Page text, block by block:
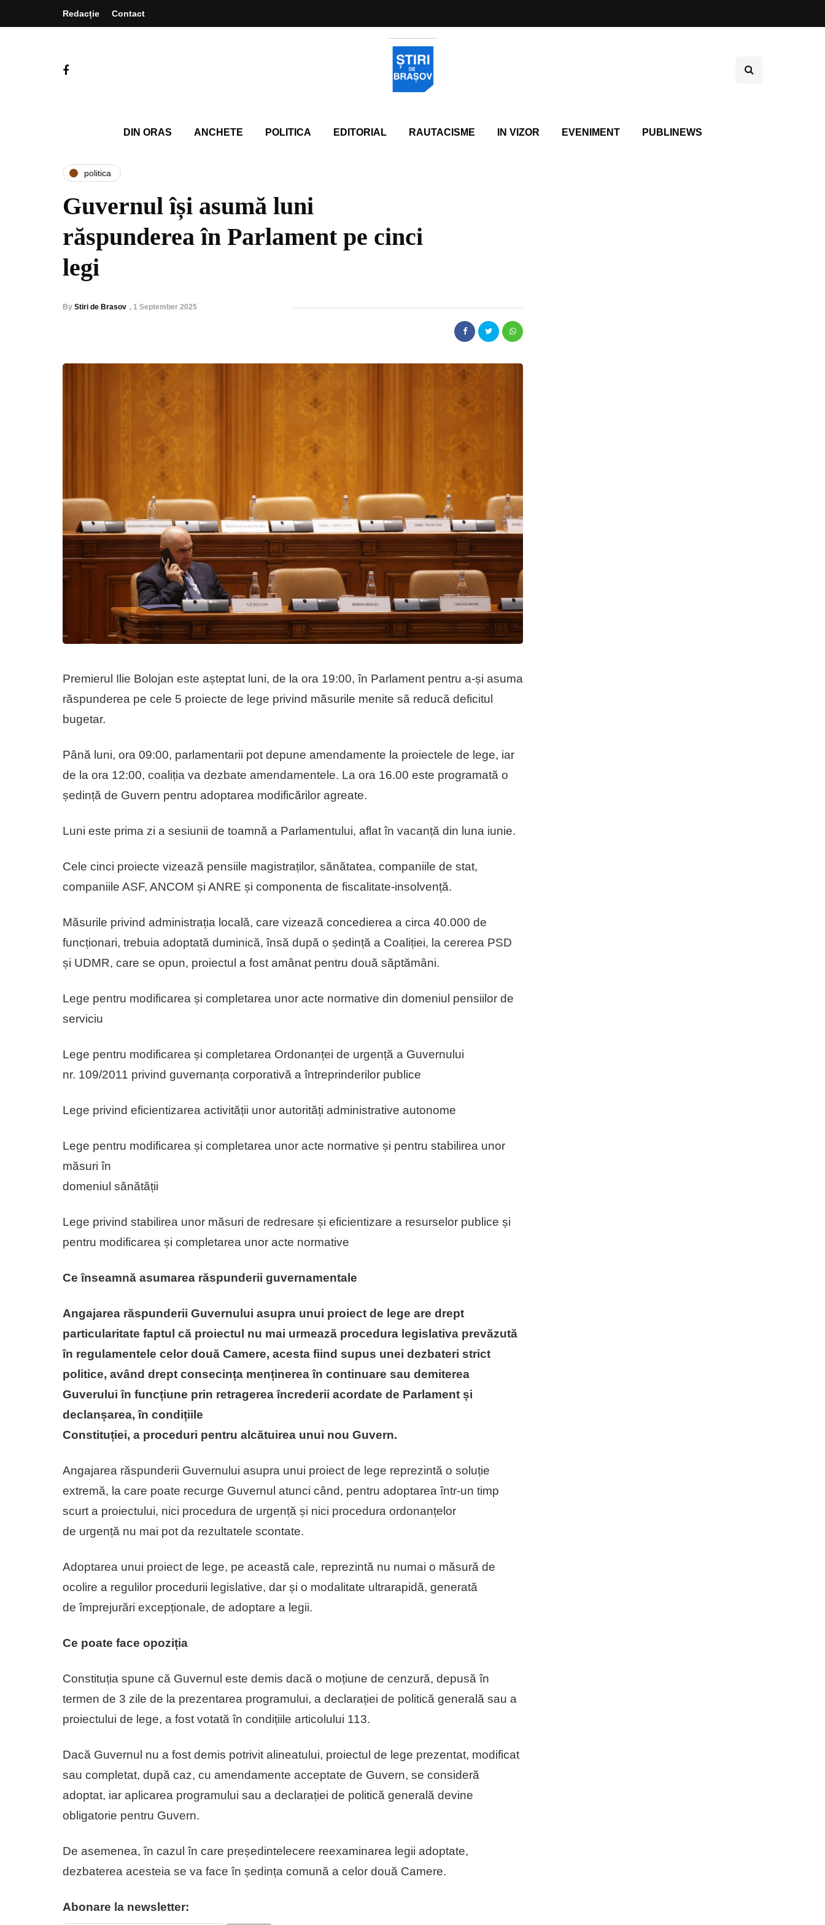
Redacție Contact
DIN ORAS ANCHETE POLITICA EDITORIAL RAUTACISME IN VIZOR EVENIMENT PUBLINEWS
politica
Guvernul își asumă luni
răspunderea în Parlament pe cinci
legi
By Stiri de Brasov , 1 September 2025
Premierul Ilie Bolojan este așteptat luni, de la ora 19:00, în Parlament pentru a-și asuma
răspunderea pe cele 5 proiecte de lege privind măsurile menite să reducă deficitul
bugetar.
Până luni, ora 09:00, parlamentarii pot depune amendamente la proiectele de lege, iar
de la ora 12:00, coaliția va dezbate amendamentele. La ora 16.00 este programată o
ședință de Guvern pentru adoptarea modificărilor agreate.
Luni este prima zi a sesiunii de toamnă a Parlamentului, aflat în vacanță din luna iunie.
Cele cinci proiecte vizează pensiile magistraților, sănătatea, companiile de stat,
companiile ASF, ANCOM și ANRE și componenta de fiscalitate-insolvență.
Măsurile privind administrația locală, care vizează concedierea a circa 40.000 de
funcționari, trebuia adoptată duminică, însă după o ședință a Coaliției, la cererea PSD
și UDMR, care se opun, proiectul a fost amânat pentru două săptămâni.
Lege pentru modificarea și completarea unor acte normative din domeniul pensiilor de
serviciu
Lege pentru modificarea și completarea Ordonanței de urgență a Guvernului
nr. 109/2011 privind guvernanța corporativă a întreprinderilor publice
Lege privind eficientizarea activității unor autorități administrative autonome
Lege pentru modificarea și completarea unor acte normative și pentru stabilirea unor
măsuri în
domeniul sănătății
Lege privind stabilirea unor măsuri de redresare și eficientizare a resurselor publice și
pentru modificarea și completarea unor acte normative
Ce înseamnă asumarea răspunderii guvernamentale
Angajarea răspunderii Guvernului asupra unui proiect de lege are drept
particularitate faptul că proiectul nu mai urmează procedura legislativa prevăzută
în regulamentele celor două Camere, acesta fiind supus unei dezbateri strict
politice, având drept consecința menținerea în continuare sau demiterea
Guverului în funcțiune prin retragerea încrederii acordate de Parlament și
declanșarea, în condițiile
Constituției, a proceduri pentru alcătuirea unui nou Guvern.
Angajarea răspunderii Guvernului asupra unui proiect de lege reprezintă o soluție
extremă, la care poate recurge Guvernul atunci când, pentru adoptarea într-un timp
scurt a proiectului, nici procedura de urgență și nici procedura ordonanțelor
de urgență nu mai pot da rezultatele scontate.
Adoptarea unui proiect de lege, pe această cale, reprezintă nu numai o măsură de
ocolire a regulilor procedurii legislative, dar și o modalitate ultrarapidă, generată
de împrejurări excepționale, de adoptare a legii.
Ce poate face opoziția
Constituția spune că Guvernul este demis dacă o moțiune de cenzură, depusă în
termen de 3 zile de la prezentarea programului, a declarației de politică generală sau a
proiectului de lege, a fost votată în condițiile articolului 113.
Dacă Guvernul nu a fost demis potrivit alineatului, proiectul de lege prezentat, modificat
sau completat, după caz, cu amendamente acceptate de Guvern, se consideră
adoptat, iar aplicarea programului sau a declarației de politică generală devine
obligatorie pentru Guvern.
De asemenea, în cazul în care președintelecere reexaminarea legii adoptate,
dezbaterea acesteia se va face în ședința comună a celor două Camere.
Abonare la newsletter: